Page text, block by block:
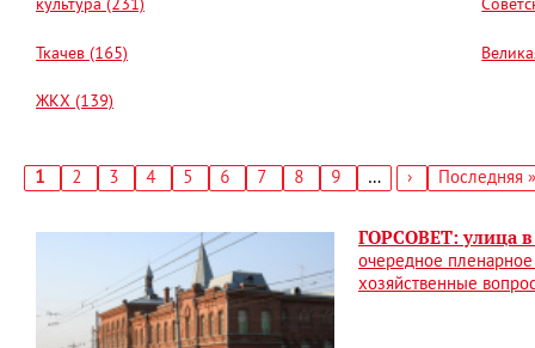
культура (231)
Ткачев (165)
ЖКХ (139)
Текущая
1 Страница
2 Страница
3 Страница
4 Страница
5 Страница
6 Страница
7 Страница
8 Страница
9 …
Следующая
›
Последняя
Последняя »
ГОРСОВЕТ: улица
очередное пленарное
хозяйственные